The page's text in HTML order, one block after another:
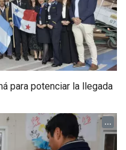
para potenciar la llegada
...